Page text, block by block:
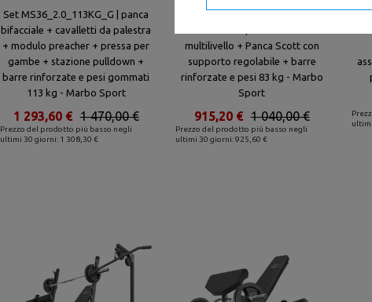
Set MS36_2.0_113KG_G | panca
bifacciale + cavalletti da palestra
+ modulo preacher + pressa per
gambe + stazione pulldown +
barre rinforzate e pesi gommati
113 kg - Marbo Sport
Prezzo del prodotto più basso negli
ultimi 30 giorni: 1 308,30 €
1 470,00 €
1 293,60 €
multilivello + Panca Scott con
supporto regolabile + barre
rinforzate e pesi 83 kg - Marbo
Sport
Prezzo del prodotto più basso negli
ultimi 30 giorni: 925,60 €
1 040,00 €
915,20 €